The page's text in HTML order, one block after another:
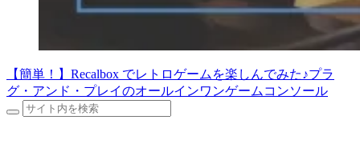
【簡単！】Recalbox でレトロゲームを楽しんでみた♪プラ
グ・アンド・プレイのオールインワンゲームコンソール